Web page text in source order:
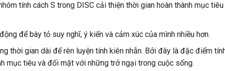
tính cách S trong DISC cải thiện thời gian hoàn thành mục
để bày tỏ suy nghĩ, ý kiến ​​và cảm xúc của mình nhiều hơn.
thời gian dài để rèn luyện tính kiên nhẫn. Bởi đây là đặc điểm
mục tiêu và đối mặt với những trở ngại trong cuộc sống.